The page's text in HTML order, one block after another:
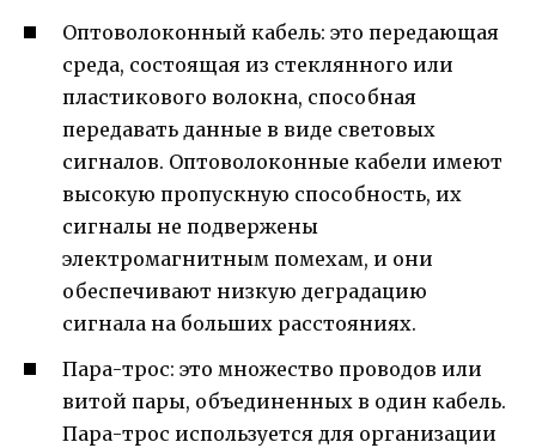
Оптоволоконный кабель: это передающая
среда, состоящая из стеклянного или
пластикового волокна, способная
передавать данные в виде световых
сигналов. Оптоволоконные кабели имеют
высокую пропускную способность, их
сигналы не подвержены
электромагнитным помехам, и они
обеспечивают низкую деградацию
сигнала на больших расстояниях.
Пара-трос: это множество проводов или
витой пары, объединенных в один кабель.
Пара-трос используется для организации